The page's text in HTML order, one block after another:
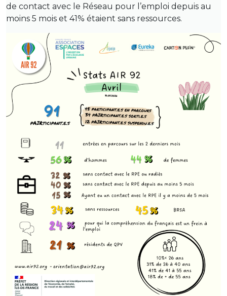
de contact avec le Réseau pour l’emploi depuis au
moins 5 mois et 41% étaient sans ressources.